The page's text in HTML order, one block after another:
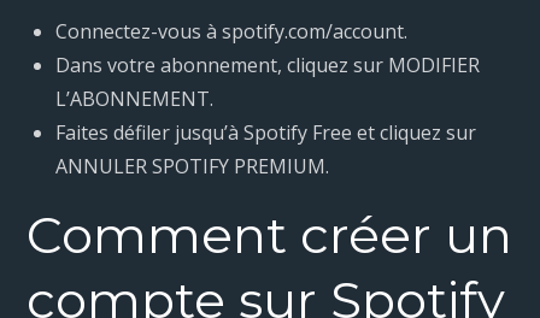
Connectez-vous à spotify.com/account.
Dans votre abonnement, cliquez sur MODIFIER
L’ABONNEMENT.
Faites défiler jusqu’à Spotify Free et cliquez sur
ANNULER SPOTIFY PREMIUM.
Comment créer un
compte sur Spotify